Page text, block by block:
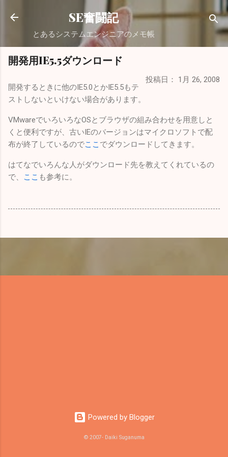
スキップしてメイン コンテンツに移動
SE奮闘記
とあるシステムエンジニアのメモ帳
開発用IE5.5ダウンロード
投稿日： 1月 26, 2008
開発するときに他のIE5.0とかIE5.5もテ
ストしないといけない場合があります。
VMwareでいろいろなOSとブラウザの組み合わせを用意しと
くと便利ですが、古いIEのバージョンはマイクロソフトで配
布が終了しているのでここ でダウンロードしてきます。
はてなでいろんな人がダウンロード先を教えてくれているの
で、
ここ も参考に。
Powered by Blogger
© 2007- Daiki Suganuma